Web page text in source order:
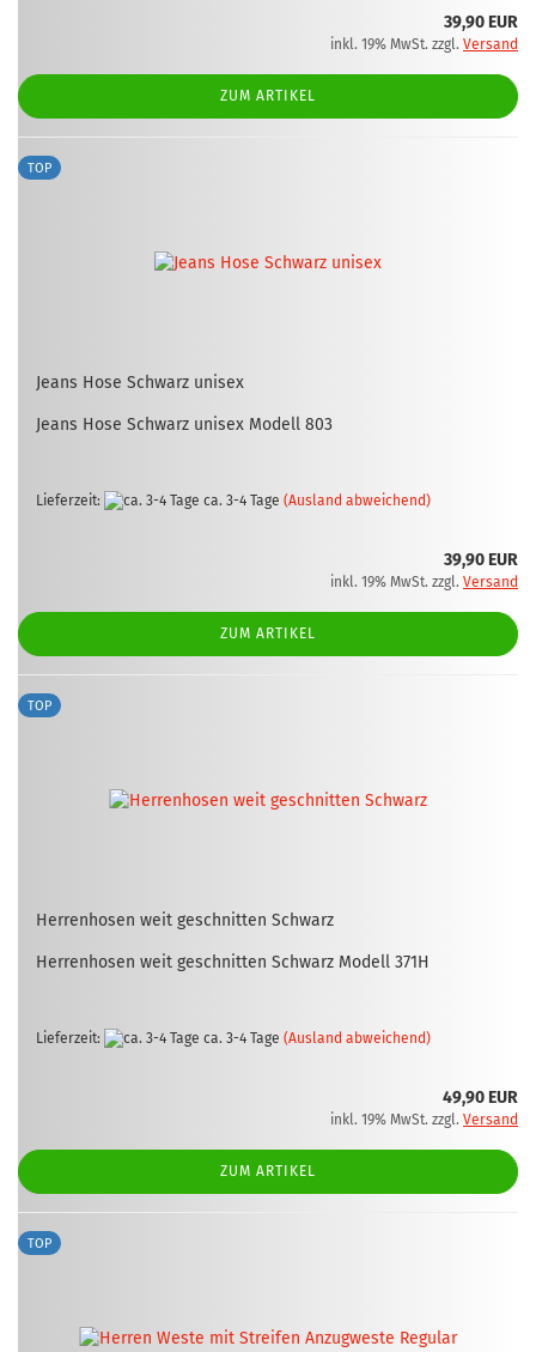
39,90 EUR
inkl. 19% MwSt. zzgl. Versand
ZUM ARTIKEL
TOP
Jeans Hose Schwarz unisex
Jeans Hose Schwarz unisex Mo­dell 803
Lieferzeit: ca. 3-4 Tage (Ausland abweichend)
39,90 EUR
inkl. 19% MwSt. zzgl. Versand
ZUM ARTIKEL
TOP
Her­ren­ho­sen weit ge­schnit­ten Schwarz
Her­ren­ho­sen weit ge­schnit­ten Schwarz Mo­dell 371H
Lieferzeit: ca. 3-4 Tage (Ausland abweichend)
49,90 EUR
inkl. 19% MwSt. zzgl. Versand
ZUM ARTIKEL
TOP